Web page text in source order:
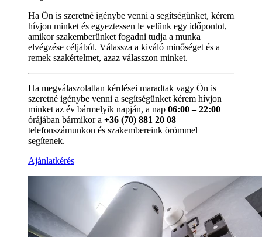
Ha Ön is szeretné igénybe venni a segítségünket, kérem
hívjon minket és egyeztessen le velünk egy időpontot,
amikor szakemberünket fogadni tudja a munka
elvégzése céljából. Válassza a kiváló minőséget és a
remek szakértelmet, azaz válasszon minket.
Ha megválaszolatlan kérdései maradtak vagy Ön is
szeretné igénybe venni a segítségünket kérem hívjon
minket az év bármelyik napján, a nap 06:00 – 22:00
órájában bármikor a +36 (70) 881 20 08
telefonszámunkon és szakembereink örömmel
segítenek.
Ajánlatkérés